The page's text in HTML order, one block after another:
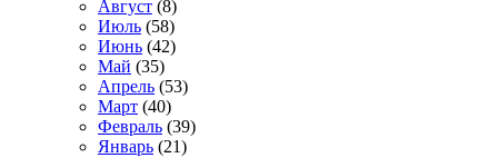
Август (8)
Июль (58)
Июнь (42)
Май (35)
Апрель (53)
Март (40)
Февраль (39)
Январь (21)